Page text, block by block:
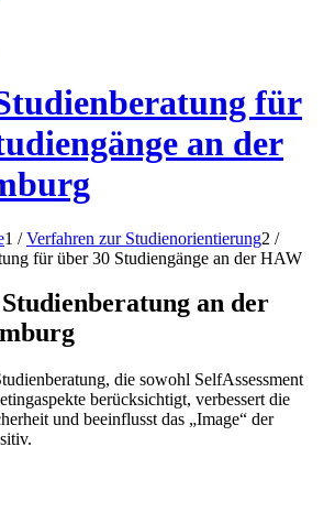
für
an der
1 / Verfahren zur Studienorientierung2 /
für über 30 Studiengänge an der HAW
an der
die sowohl SelfAssessment
berücksichtigt, verbessert die
und beeinflusst das „Image“ der